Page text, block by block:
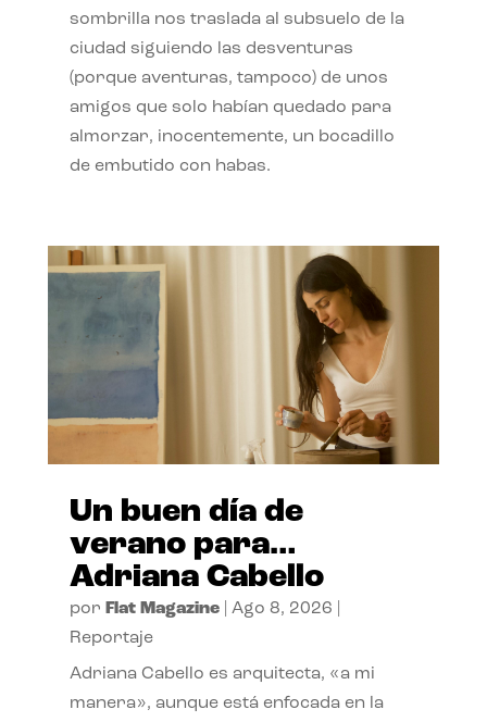
sombrilla nos traslada al subsuelo de la
ciudad siguiendo las desventuras
(porque aventuras, tampoco) de unos
amigos que solo habían quedado para
almorzar, inocentemente, un bocadillo
de embutido con habas.
Un buen día de
verano para…
Adriana Cabello
por Flat Magazine| Ago 8, 2026
Reportaje
Adriana Cabello es arquitecta, «a mi
manera», aunque está enfocada en la